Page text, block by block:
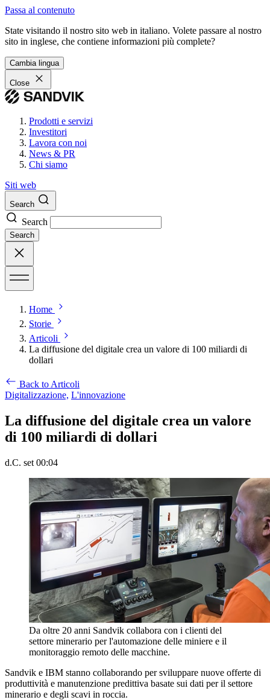
Passa al contenuto
State visitando il nostro sito web in italiano. Volete passare al nostro
sito in inglese, che contiene informazioni più complete?
Cambia lingua
Close
Prodotti e servizi
Investitori
Lavora con noi
News & PR
Chi siamo
Siti web
Search
Search
Search
Home
Storie
Articoli
La diffusione del digitale crea un valore di 100 miliardi di
dollari
Back to Articoli
Digitalizzazione, L'innovazione
La diffusione del digitale crea un valore
di 100 miliardi di dollari
d.C. set 00:04
Da oltre 20 anni Sandvik collabora con i clienti del
settore minerario per l'automazione delle miniere e il
monitoraggio remoto delle macchine.
Sandvik e IBM stanno collaborando per sviluppare nuove offerte di
produttività e manutenzione predittiva basate sui dati per il settore
minerario e degli scavi in roccia.